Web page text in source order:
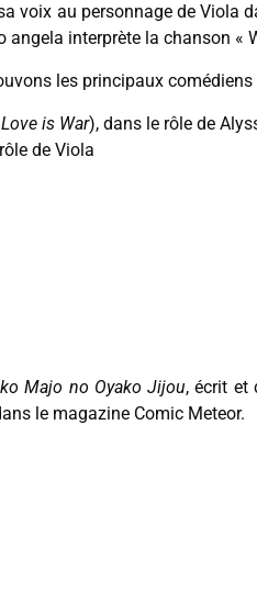
voix au personnage de Viola
interprète la chanson «
les principaux
is War), dans le rôle de
de Viola
Majo no Oyako Jijou, écrit et
le magazine Comic Meteor.